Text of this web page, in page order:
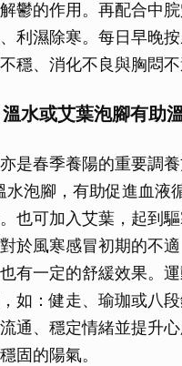
鬱的作用。再配合中脘
利濕除寒。每日早晚
穩、消化不良與胸悶不
溫水或艾葉泡腳有助
是春季養陽的重要調
水泡腳，有助促進血液
也可加入艾葉，起到
於風寒感冒初期的不
有一定的舒緩效果。
如：健走、瑜珈或八
通、穩定情緒並提升
固的陽氣。